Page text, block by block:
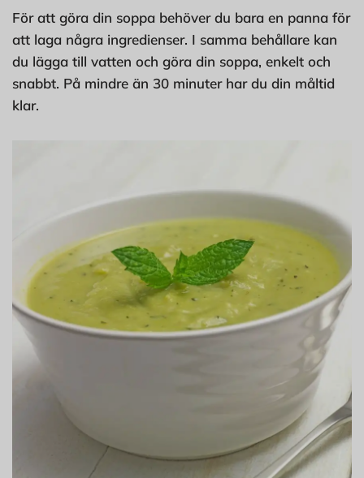
För att göra din soppa behöver du bara en panna för
att laga några ingredienser. I samma behållare kan
du lägga till vatten och göra din soppa, enkelt och
snabbt. På mindre än 30 minuter har du din måltid
klar.